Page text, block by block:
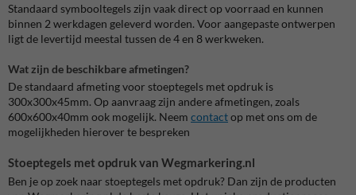
Standaard symbooltegels zijn vaak direct op voorraad en kunnen
binnen 2 werkdagen geleverd worden. Voor aangepaste ontwerpen
ligt de levertijd meestal tussen de 4 en 8 werkweken.
Wat zijn de beschikbare afmetingen?
De standaard afmeting voor stoeptegels met opdruk is
300x300x45mm. Op aanvraag zijn andere afmetingen, zoals
600x600x40mm ook mogelijk. Neem contactop met ons om de
mogelijkheden hierover te bespreken
Stoeptegels met opdruk van Wegmarkering.nl
Ben je op zoek naar stoeptegels met opdruk? Dan zijn de producten